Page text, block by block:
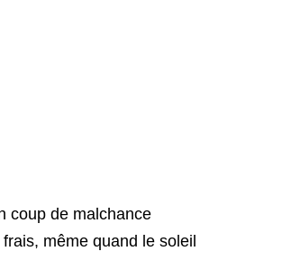
coup de malchance
même quand le soleil